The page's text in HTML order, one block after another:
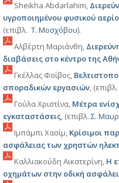
Sheikha Abdarlahim,
υγροποιημένου φυσικού
(επιβλ.Τ. Μοσχόβου).
Αλβέρτη Μαριάνθη,
διαβάσεις στο κέντρο της
Γκέλλας Φοίβος,
σποραδικών εργασιών,
Γούλα Χριστίνα, Μέτρα
εγκαταστάσεις, (επιβλ.Σ.
Ιμπάμπι Χασίμ, Κρίσιμοι
ασφάλειας των χρηστών
Καλλιακούδη Αικατερίνη, Η
οχημάτων στην οδική